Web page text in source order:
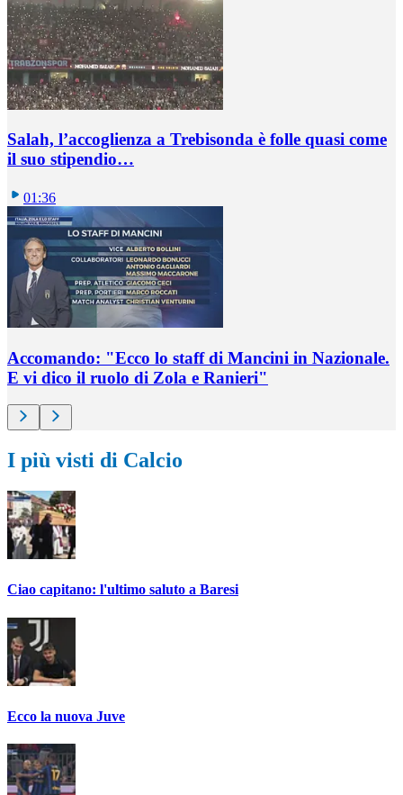
Salah, l’accoglienza a Trebisonda è folle quasi come
il suo stipendio…
01:36
Accomando: "Ecco lo staff di Mancini in Nazionale.
E vi dico il ruolo di Zola e Ranieri"
I più visti di Calcio
Ciao capitano: l'ultimo saluto a Baresi
Ecco la nuova Juve